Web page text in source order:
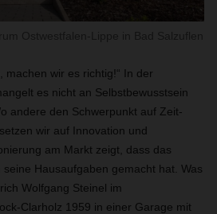
machen wir es richtig!“ In der
es nicht an Selbstbewusstsein
andere den Schwerpunkt auf Zeit-
wir auf Innovation und
am Markt zeigt, dass das
Hausaufgaben gemacht hat. Was
Wolfgang Steinel im
Clarholz 1959 in einer Garage mit